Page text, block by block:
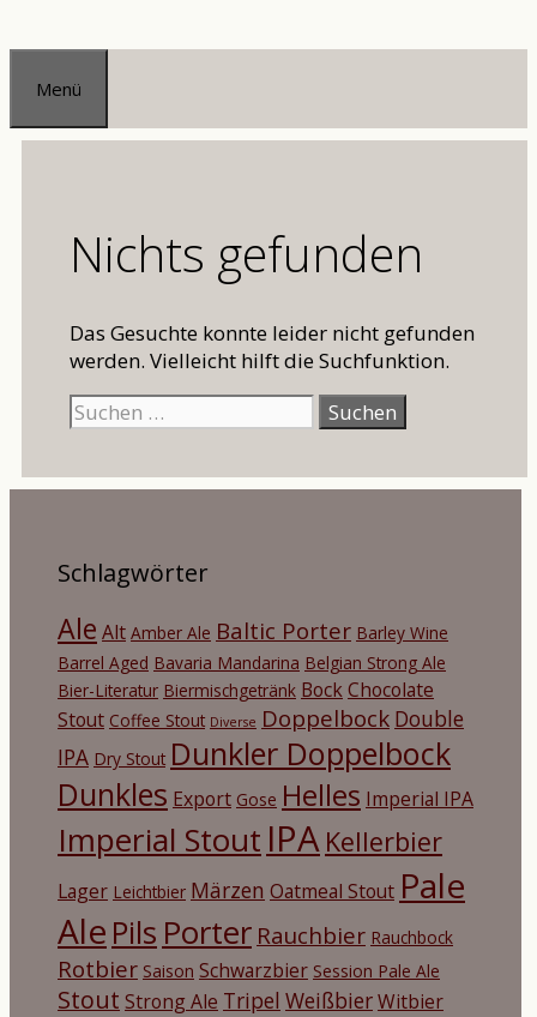
Zum
Inhalt
springen
Menü
Nichts gefunden
Das Gesuchte konnte leider nicht gefunden
werden. Vielleicht hilft die Suchfunktion.
Suchen
nach:
Schlagwörter
Ale Alt Amber Ale Baltic Porter Barley Wine
Barrel Aged Bavaria Mandarina Belgian Strong Ale
Bier-Literatur Biermischgetränk BockChocolate
Stout Coffee Stout Diverse Doppelbock Double
IPA Dry Stout Dunkler Doppelbock
Dunkles Export Gose Helles Imperial IPA
Imperial Stout IPA Kellerbier
Lager Leichtbier Märzen Oatmeal Stout Pale
Ale Pils Porter Rauchbier Rauchbock
Rotbier Saison Schwarzbier Session Pale Ale
Stout Strong Ale Tripel WeißbierWitbier